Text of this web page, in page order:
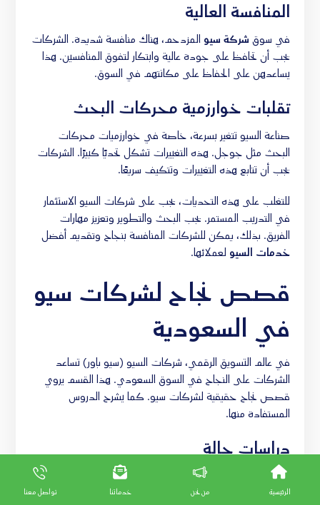
المنافسة العالية
في سوقشركة سيو المزدحم، هناك منافسة شديدة. الشركات
يجب أن تحافظ على جودة عالية وابتكار لتفوق المنافسين. هذا
يساعدهن على الحفاظ على مكانتهم في السوق.
تقلبات خوارزمية محركات البحث
صناعة السيو تتغير بسرعة، خاصة في خوارزميات محركات
البحث مثل جوجل. هذه التغييرات تشكل تحديًا كبيرًا. الشركات
يجب أن تتابع هذه التغييرات وتتكيف سريعًا.
للتغلب على هذه التحديات، يجب على شركات السيو الاستثمار
في التدريب المستمر. يجب البحث والتطوير وتعزيز مهارات
الفريق. بذلك، يمكن للشركات المنافسة بنجاح وتقديم أفضل
خدمات السيو لعملائها.
قصص نجاح لشركات سيو
في السعودية
في عالم التسويق الرقمي، شركات السيو (سيو باور) تساعد
الشركات على النجاح في السوق السعودي. هذا القسم يروي
قصص نجاح حقيقية لشركات سيو. كما يشرح الدروس
المستفادة منها.
دراسات حالة
شركة “سوق.كوم”، الرائدة في التجارة الإلكترونية في
السعودية، حققت نجاحًا كبيرًا. استخدمت استراتيجيات
سيو باور
الرئيسية من نحن خدماتنا تواصل معنا